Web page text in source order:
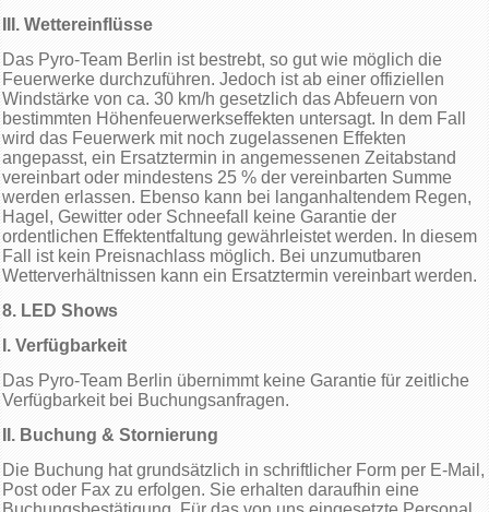
III. Wettereinflüsse
Das Pyro-Team Berlin ist bestrebt, so gut wie möglich die
Feuerwerke durchzuführen. Jedoch ist ab einer offiziellen
Windstärke von ca. 30 km/h gesetzlich das Abfeuern von
bestimmten Höhenfeuerwerkseffekten untersagt. In dem Fall
wird das Feuerwerk mit noch zugelassenen Effekten
angepasst, ein Ersatztermin in angemessenen Zeitabstand
vereinbart oder mindestens 25 % der vereinbarten Summe
werden erlassen. Ebenso kann bei langanhaltendem Regen,
Hagel, Gewitter oder Schneefall keine Garantie der
ordentlichen Effektentfaltung gewährleistet werden. In diesem
Fall ist kein Preisnachlass möglich. Bei unzumutbaren
Wetterverhältnissen kann ein Ersatztermin vereinbart werden.
8. LED Shows
I. Verfügbarkeit
Das Pyro-Team Berlin übernimmt keine Garantie für zeitliche
Verfügbarkeit bei Buchungsanfragen.
II. Buchung & Stornierung
Die Buchung hat grundsätzlich in schriftlicher Form per E-Mail,
Post oder Fax zu erfolgen. Sie erhalten daraufhin eine